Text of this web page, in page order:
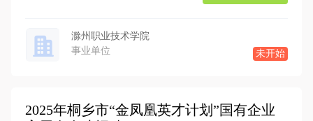
滁州职业技术学院
未开始
事业单位
2025年桐乡市“金凤凰英才计划”国有企业